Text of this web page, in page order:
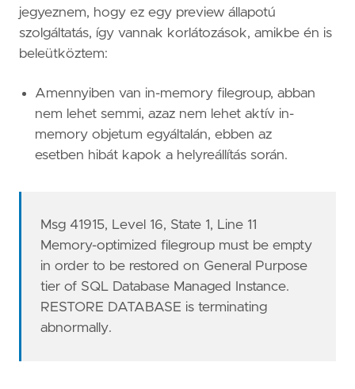
jegyeznem, hogy ez egy preview állapotú
szolgáltatás, így vannak korlátozások, amikbe én is
beleütköztem:
Amennyiben van in-memory filegroup, abban
nem lehet semmi, azaz nem lehet aktív in-
memory objetum egyáltalán, ebben az
esetben hibát kapok a helyreállítás során.
Msg 41915, Level 16, State 1, Line 11
Memory-optimized filegroup must be empty
in order to be restored on General Purpose
tier of SQL Database Managed Instance.
RESTORE DATABASE is terminating
abnormally.